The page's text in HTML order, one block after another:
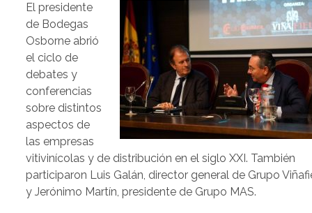
El presidente
de Bodegas
Osborne abrió
el ciclo de
debates y
conferencias
sobre distintos
aspectos de
las empresas
vitivinícolas y de distribución en el siglo XXI. También
participaron Luis Galán, director general de Grupo
y Jerónimo Martín, presidente de Grupo MAS.